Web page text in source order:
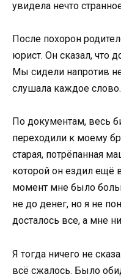
После похорон
юрист. Он сказал, что
Мы сидели напротив
слушала каждое слово.
По документам, весь
переходили к моему
старая, потрёпанная
которой он ездил ещё
момент мне было
не до денег, но я не
досталось все, а мне
Я тогда ничего не
всё сжалось. Было